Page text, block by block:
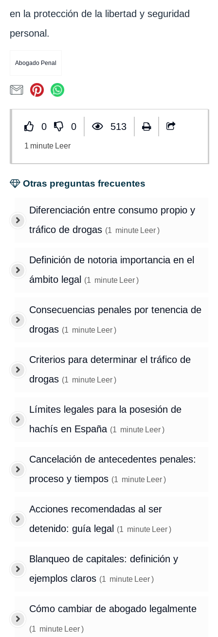
en la protección de la libertad y seguridad
personal.
Abogado Penal
0 0 513
1 minute Leer
Otras preguntas frecuentes
Diferenciación entre consumo propio y
tráfico de drogas (1 minute Leer)
Definición de notoria importancia en el
ámbito legal
(1 minute Leer)
Consecuencias penales por tenencia de
drogas (1 minute Leer)
Criterios para determinar el tráfico de
drogas (1 minute Leer)
Límites legales para la posesión de
hachís en España (1 minute Leer)
Cancelación de antecedentes penales:
proceso y tiempos (1 minute Leer)
Acciones recomendadas al ser
detenido: guía legal
(1 minute Leer)
Blanqueo de capitales: definición y
ejemplos claros (1 minute Leer)
Cómo cambiar de abogado legalmente
(1 minute Leer)